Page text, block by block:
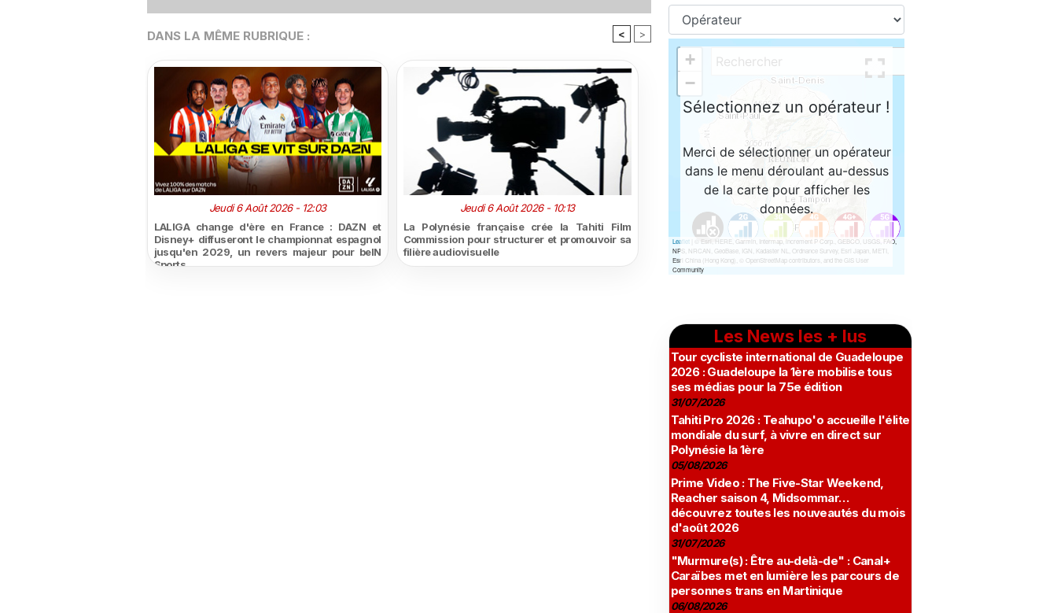
DANS LA MÊME RUBRIQUE : < >
Jeudi 6 Août 2026 - 12:03
LALIGA change d'ère en France : DAZN et
Disney+ diffuseront le championnat espagnol
jusqu'en 2029, un revers majeur pour beIN
Sports
Jeudi 6 Août 2026 - 10:13
La Polynésie française crée la Tahiti Film
Commission pour structurer et promouvoir sa
filière audiovisuelle
Les News les + lus
Tour cycliste international de Guadeloupe
2026 : Guadeloupe la 1ère mobilise tous
ses médias pour la 75e édition
31/07/2026
Tahiti Pro 2026 : Teahupo'o accueille l'élite
mondiale du surf, à vivre en direct sur
Polynésie la 1ère
05/08/2026
Prime Video : The Five-Star Weekend,
Reacher saison 4, Midsommar…
découvrez toutes les nouveautés du mois
d'août 2026
31/07/2026
"Murmure(s) : Être au-delà-de" : Canal+
Caraïbes met en lumière les parcours de
personnes trans en Martinique
06/08/2026